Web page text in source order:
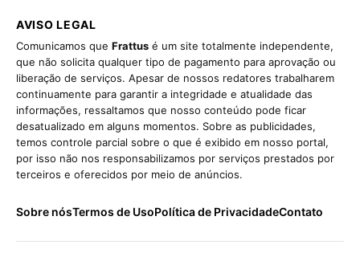
AVISO LEGAL
Comunicamos que Frattus é um site totalmente independente,
que não solicita qualquer tipo de pagamento para aprovação ou
liberação de serviços. Apesar de nossos redatores trabalharem
continuamente para garantir a integridade e atualidade das
informações, ressaltamos que nosso conteúdo pode ficar
desatualizado em alguns momentos. Sobre as publicidades,
temos controle parcial sobre o que é exibido em nosso portal,
por isso não nos responsabilizamos por serviços prestados por
terceiros e oferecidos por meio de anúncios.
Sobre nósTermos de UsoPolítica de PrivacidadeContato